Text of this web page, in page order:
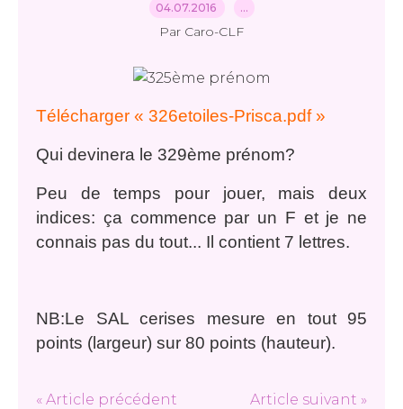
04.07.2016 …
Par Caro-CLF
Télécharger « 326etoiles-Prisca.pdf »
Qui devinera le 329ème prénom?
Peu de temps pour jouer, mais deux
indices: ça commence par un F et je ne
connais pas du tout... Il contient 7 lettres.
NB:Le SAL cerises mesure en tout 95
points (largeur) sur 80 points (hauteur).
« Article précédent Article suivant »